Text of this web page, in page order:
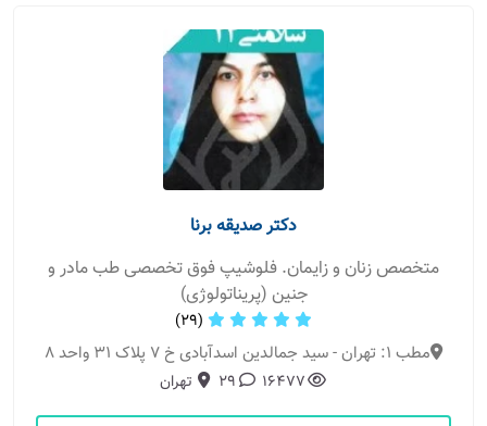
دکتر صدیقه برنا
متخصص زنان و زایمان. فلوشیپ فوق تخصصی طب مادر و
جنین (پریناتولوژی)
(29)
مطب 1: تهران - سید جمالدین اسدآبادی خ ۷ پلاک ۳۱ واحد ۸
16477
29 تهران